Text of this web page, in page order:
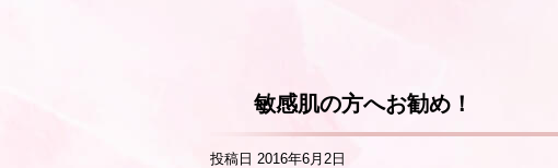
敏感肌の方へお勧め！
投稿日 2016年6月2日